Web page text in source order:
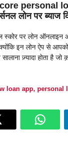
personal
लोन पर ब्याज
पर लोन ऑनलाइन
इन लोन ऐप से
ज़्यादा होता है
loan app, personal